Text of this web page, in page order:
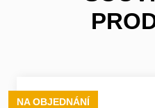
NA OBJEDNÁNÍ